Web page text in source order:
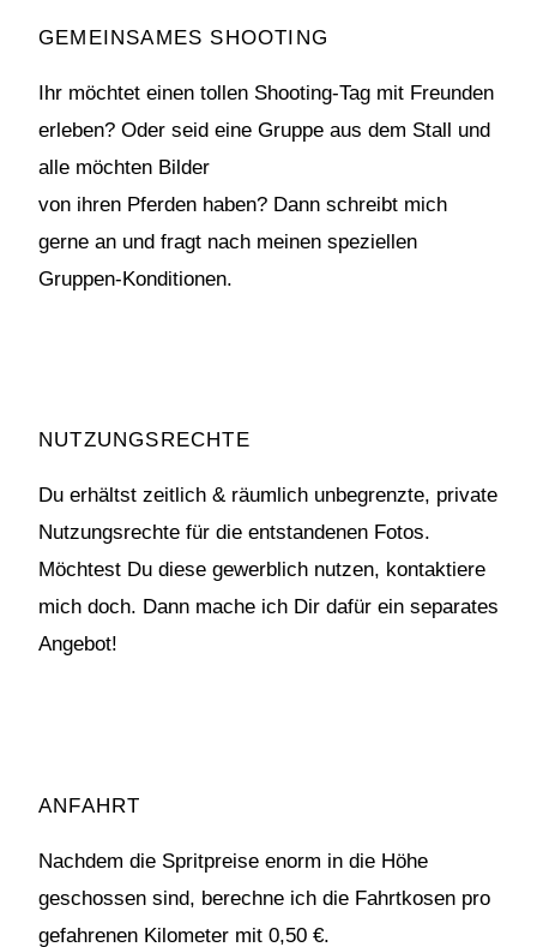
GEMEINSAMES SHOOTING
Ihr möchtet einen tollen Shooting-Tag mit Freunden
erleben? Oder seid eine Gruppe aus dem Stall und
alle möchten Bilder
von ihren Pferden haben? Dann schreibt mich
gerne an und fragt nach meinen speziellen
Gruppen-Konditionen.
NUTZUNGSRECHTE
Du erhältst zeitlich & räumlich unbegrenzte, private
Nutzungsrechte für die entstandenen Fotos.
Möchtest Du diese gewerblich nutzen, kontaktiere
mich doch. Dann mache ich Dir dafür ein separates
Angebot!
ANFAHRT
Nachdem die Spritpreise enorm in die Höhe
geschossen sind, berechne ich die Fahrtkosen pro
gefahrenen Kilometer mit 0,50 €.